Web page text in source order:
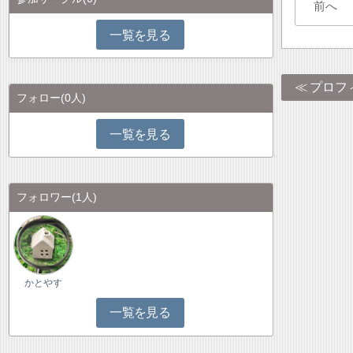
前へ
プロフ
一覧を見る
フォロー(0人)
一覧を見る
フォロワー(1人)
かとやす
一覧を見る